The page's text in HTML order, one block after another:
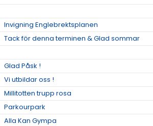
Invigning Englebrektsplanen
Tack för denna terminen & Glad sommar
Glad Påsk !
Vi utbildar oss !
Millitotten trupp rosa
Parkourpark
Alla Kan Gympa